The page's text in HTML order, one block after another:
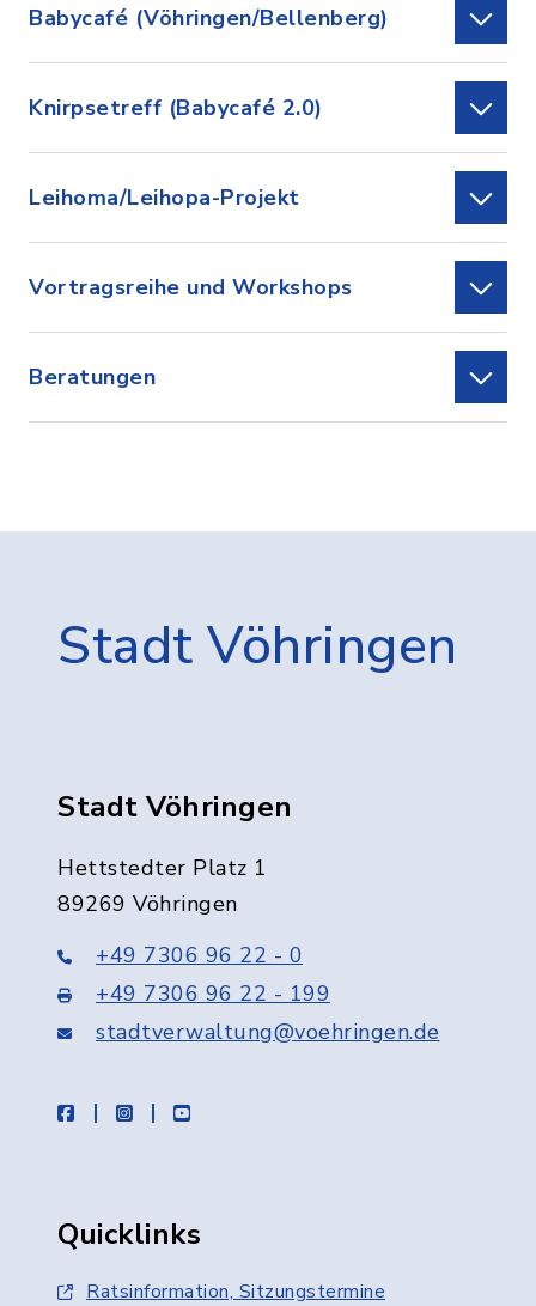
Babycafé (Vöhringen/Bellenberg)
Knirpsetreff (Babycafé 2.0)
Leihoma/Leihopa-Projekt
Vortragsreihe und Workshops
Beratungen
Stadt Vöhringen
Stadt Vöhringen
Hettstedter Platz 1
89269 Vöhringen
+49 7306 96 22 - 0
+49 7306 96 22 - 199
stadtverwaltung@voehringen.de
facebookinstagramyoutube
Quicklinks
Ratsinformation, Sitzungstermine